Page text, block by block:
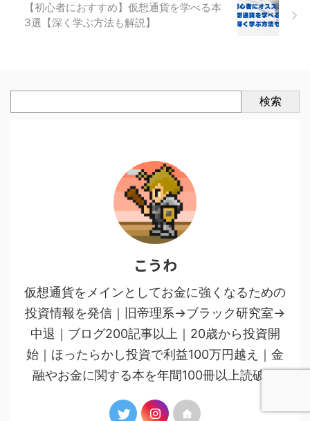
【初心者におすすめ】仮想通貨を学べる本
3選【深く学ぶ方法も解説】
検索
こうわ
仮想通貨をメインとしてお金に強くなるための
投資情報を発信｜旧帝理系→ブラック研究室→
中退｜ブログ200記事以上｜20歳から投資開
始｜ほったらかし投資で利益100万円越え｜金
融やお金に関する本を年間100冊以上読破。